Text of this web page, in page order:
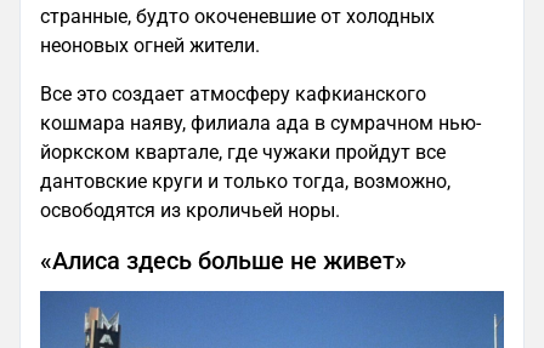
странные, будто окоченевшие от холодных
неоновых огней жители.
Все это создает атмосферу кафкианского
кошмара наяву, филиала ада в сумрачном нью-
йоркском квартале, где чужаки пройдут все
дантовские круги и только тогда, возможно,
освободятся из кроличьей норы.
«Алиса здесь больше не живет»